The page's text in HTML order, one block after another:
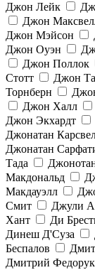
Джон Лейк
Джон
Джон Мэйсон
Джон Оуэн
Джон Поллок
Стотт
Джон
Торнберн
Джон Халл
Джон Экхардт
Джонатан
Джонатан
Тада
Макдональд
Макдауэлл
Смит
Джули
Хант
Ди
Динеш Д'Суза
Беспалов
Дмитрий Федорук